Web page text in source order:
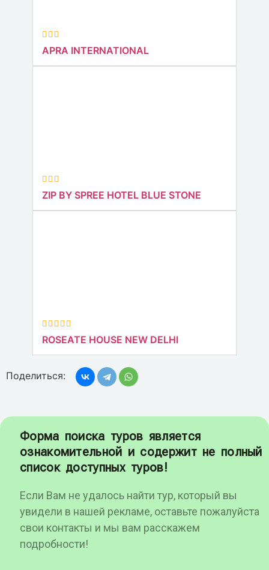
APRA INTERNATIONAL
ZIP BY SPREE HOTEL BLUE STONE
ROSEATE HOUSE NEW DELHI
Поделиться:
Форма поиска туров является
ознакомительной и содержит не полный
список доступных туров!
Если Вам не удалось найти тур, который вы
увидели в нашей рекламе, оставьте пожалуйста
свои контакты и мы вам расскажем
подробности!